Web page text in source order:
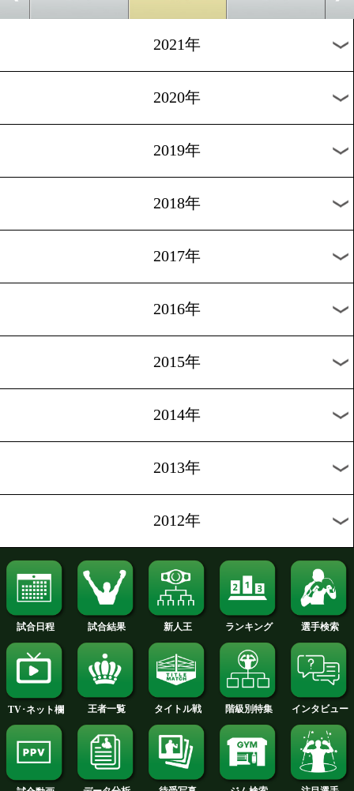
2024年
2023年
2022年
2020年
2018年
2017年
2016年
2015年
2014年